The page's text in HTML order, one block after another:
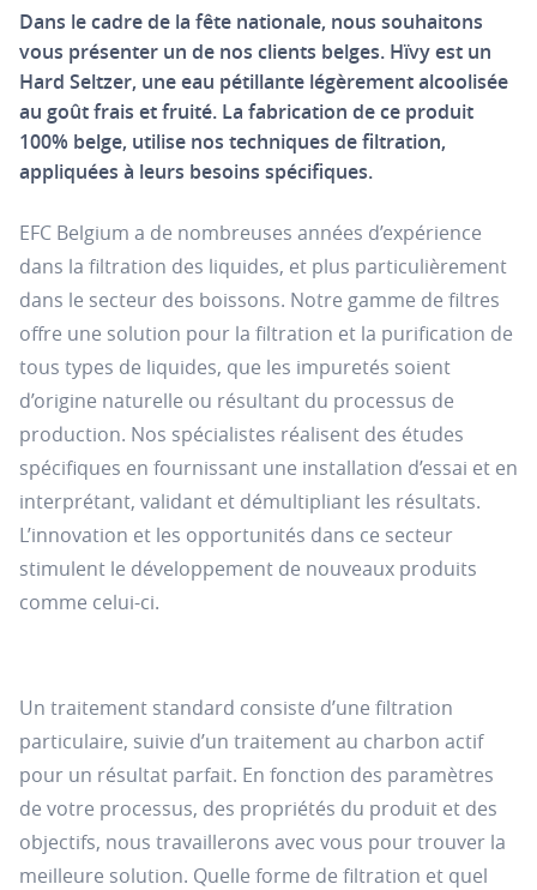
Dans le cadre de la fête nationale, nous souhaitons
vous présenter un de nos clients belges. Hïvy est un
Hard Seltzer, une eau pétillante légèrement alcoolisée
au goût frais et fruité. La fabrication de ce produit
100% belge, utilise nos techniques de filtration,
appliquées à leurs besoins spécifiques.
EFC Belgium a de nombreuses années d’expérience
dans la filtration des liquides, et plus particulièrement
dans le secteur des boissons. Notre gamme de filtres
offre une solution pour la filtration et la purification de
tous types de liquides, que les impuretés soient
d’origine naturelle ou résultant du processus de
production. Nos spécialistes réalisent des études
spécifiques en fournissant une installation d’essai et en
interprétant, validant et démultipliant les résultats.
L’innovation et les opportunités dans ce secteur
stimulent le développement de nouveaux produits
comme celui-ci.
Un traitement standard consiste d’une filtration
particulaire, suivie d’un traitement au charbon actif
pour un résultat parfait. En fonction des paramètres
de votre processus, des propriétés du produit et des
objectifs, nous travaillerons avec vous pour trouver la
meilleure solution. Quelle forme de filtration et quel